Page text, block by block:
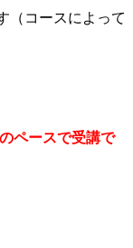
コースによって
ペースで受講で